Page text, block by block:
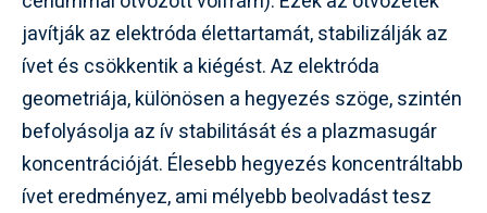
javítják az elektróda élettartamát, stabilizálják az
ívet és csökkentik a kiégést. Az elektróda
geometriája, különösen a hegyezés szöge, szintén
befolyásolja az ív stabilitását és a plazmasugár
koncentrációját. Élesebb hegyezés koncentráltabb
ívet eredményez, ami mélyebb beolvadást tesz